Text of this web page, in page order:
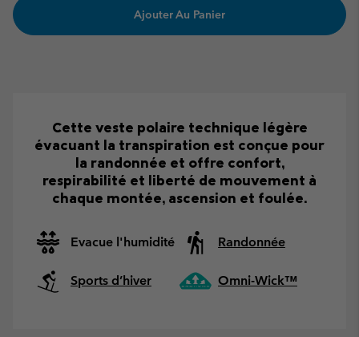
Ajouter Au Panier
Cette veste polaire technique légère
évacuant la transpiration est conçue pour
la randonnée et offre confort,
respirabilité et liberté de mouvement à
chaque montée, ascension et foulée.
Evacue l'humidité Randonnée
Sports d’hiver Omni-Wick™